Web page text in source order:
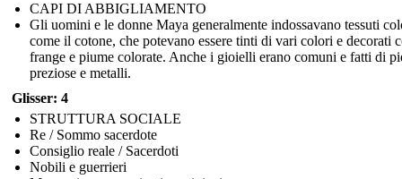
CAPI DI ABBIGLIAMENTO
Gli uomini e le donne Maya generalmente indossavano tessuti
come il cotone, che potevano essere tinti di vari colori e decorati
frange e piume colorate. Anche i gioielli erano comuni e fatti di
preziose e metalli.
Glisser: 4
STRUTTURA SOCIALE
Re / Sommo sacerdote
Consiglio reale / Sacerdoti
Nobili e guerrieri